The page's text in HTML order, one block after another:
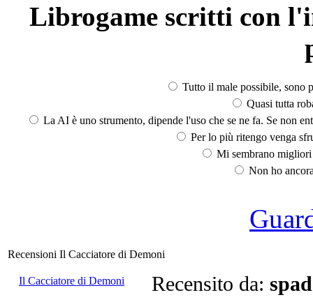
Librogame scritti con
Tutto il male possibile, sono
Quasi tutta
La AI è uno strumento, dipende l'uso che se ne fa. Se non
Per lo più ritengo venga
Mi sembrano
Non ho
Recensioni Il Cacciatore di Demoni
Il Cacciatore di Demoni Recensito da: